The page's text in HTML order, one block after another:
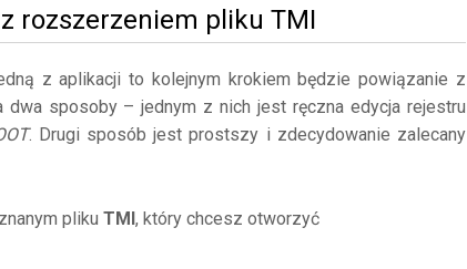
rozszerzeniem pliku TMI
z aplikacji to kolejnym krokiem będzie powiązanie z
dwa sposoby – jednym z nich jest ręczna edycja rejestru
. Drugi sposób jest prostszy i zdecydowanie zalecany
pliku TMI, który chcesz otworzyć